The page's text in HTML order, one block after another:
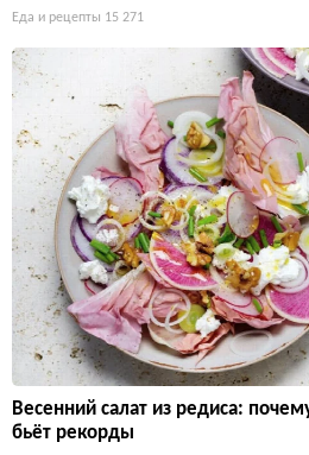
Еда и рецепты 15 271
Весенний салат из редиса:
бьёт рекорды